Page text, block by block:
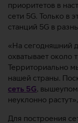
приоритетов в
сети 5G. Только в
станций 5G в
«На сегодняшний
охватывает около
Территориально
нашей страны.
сеть 5G,
неуклонно
Для построения